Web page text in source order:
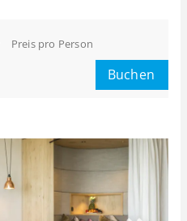
Preis pro Person
Buchen